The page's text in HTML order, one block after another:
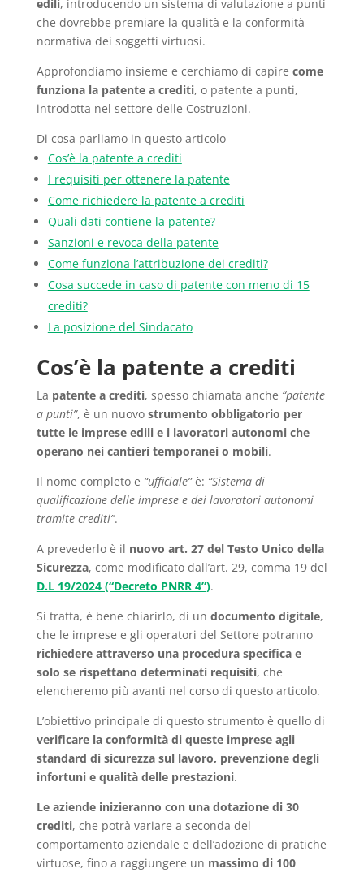
edili, introducendo un sistema di valutazione a punti
che dovrebbe premiare la qualità e la conformità
normativa dei soggetti virtuosi.
Approfondiamo insieme e cerchiamo di capire come
funziona la patente a crediti, o patente a punti,
introdotta nel settore delle Costruzioni.
Di cosa parliamo in questo articolo
Cos’è la patente a crediti
I requisiti per ottenere la patente
Come richiedere la patente a crediti
Quali dati contiene la patente?
Sanzioni e revoca della patente
Come funziona l’attribuzione dei crediti?
Cosa succede in caso di patente con meno di 15
crediti?
La posizione del Sindacato
Cos’è la patente a crediti
La patente a crediti, spesso chiamata anche “patente
a punti”, è un nuovo strumento obbligatorio per
tutte le imprese edili e i lavoratori autonomi che
operano nei cantieri temporanei o mobili.
Il nome completo e “ufficiale”è: “Sistema di
qualificazione delle imprese e dei lavoratori autonomi
tramite crediti”.
A prevederlo è il nuovo art. 27 del Testo Unico della
Sicurezza, come modificato dall’art. 29, comma 19 del
D.L 19/2024 (“Decreto PNRR 4”).
Si tratta, è bene chiarirlo, di un documento digitale,
che le imprese e gli operatori del Settore potranno
richiedere attraverso una procedura specifica e
solo se rispettano determinati requisiti, che
elencheremo più avanti nel corso di questo articolo.
L’obiettivo principale di questo strumento è quello di
verificare la conformità di queste imprese agli
standard di sicurezza sul lavoro, prevenzione degli
infortuni e qualità delle prestazioni.
Le aziende inizieranno con una dotazione di 30
crediti, che potrà variare a seconda del
comportamento aziendale e dell’adozione di pratiche
virtuose, fino a raggiungere un massimo di 100